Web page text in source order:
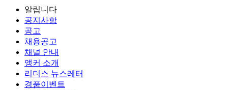
알립니다
공지사항
공고
채용공고
채널 안내
앵커 소개
리더스 뉴스레터
경품이벤트